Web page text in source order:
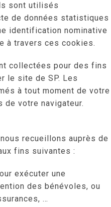
sont utilisés
de données statistiques
identification nominative
à travers ces cookies.
collectées pour des fins
le site de SP. Les
à tout moment de votre
de votre navigateur.
recueillons auprès de
fins suivantes :
exécuter une
des bénévoles, ou
…